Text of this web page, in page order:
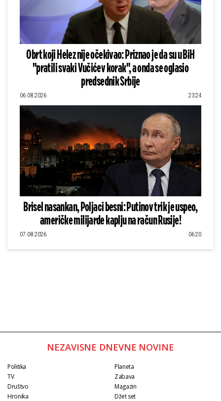
Obrt koji Helez nije očekivao: Priznao je da su u BiH
"pratili svaki Vučićev korak", a onda se oglasio
predsednik Srbije
06.08.2026 23:24
Brisel nasankan, Poljaci besni: Putinov trik je uspeo,
američke milijarde kaplju na račun Rusije!
07.08.2026 06:20
NEZAVISNE DNEVNE NOVINE
Politika
TV
Društvo
Hronika
Planeta
Zabava
Magazin
Džet set